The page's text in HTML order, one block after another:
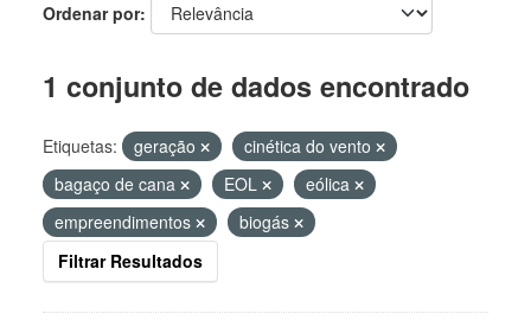
Ordenar por
1 conjunto de dados encontrado
Etiquetas: geração
cinética do vento
bagaço de cana
EOL
eólica
empreendimentos
biogás
Filtrar Resultados